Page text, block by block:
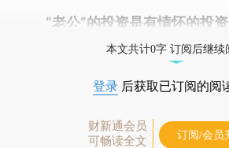
“老公”的投资是有情怀的投资
本文共计0字 订阅后继续
登录 后获取已订阅的阅
财新通会员
可畅读全文
订阅/会员